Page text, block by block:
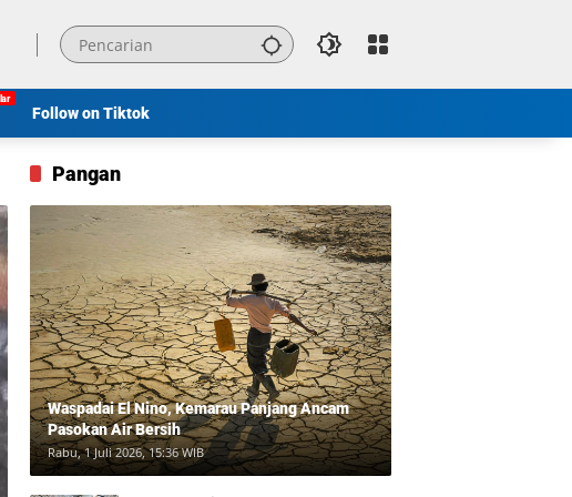
Follow on Tiktok
Pangan
Waspadai El Nino, Kemarau Panjang Ancam
Pasokan Air Bersih
Rabu, 1 Juli 2026, 15:36 WIB